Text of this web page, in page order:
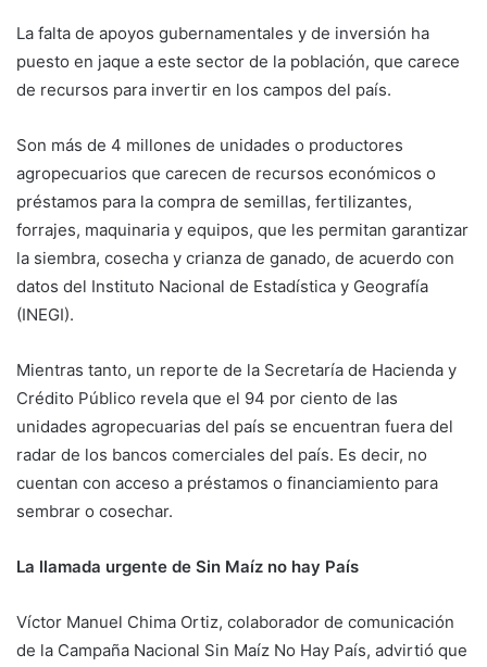
La falta de apoyos gubernamentales y de inversión ha
puesto en jaque a este sector de la población, que carece
de recursos para invertir en los campos del país.
Son más de 4 millones de unidades o productores
agropecuarios que carecen de recursos económicos o
préstamos para la compra de semillas, fertilizantes,
forrajes, maquinaria y equipos, que les permitan garantizar
la siembra, cosecha y crianza de ganado, de acuerdo con
datos del Instituto Nacional de Estadística y Geografía
(INEGI).
Mientras tanto, un reporte de la Secretaría de Hacienda y
Crédito Público revela que el 94 por ciento de las
unidades agropecuarias del país se encuentran fuera del
radar de los bancos comerciales del país. Es decir, no
cuentan con acceso a préstamos o financiamiento para
sembrar o cosechar.
La llamada urgente de Sin Maíz no hay País
Víctor Manuel Chima Ortiz, colaborador de comunicación
de la Campaña Nacional Sin Maíz No Hay País, advirtió que